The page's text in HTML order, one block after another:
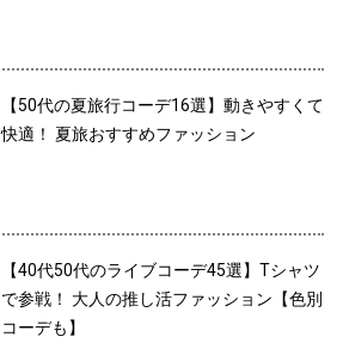
【50代の夏旅行コーデ16選】動きやすくて
快適！ 夏旅おすすめファッション
【40代50代のライブコーデ45選】Tシャツ
で参戦！ 大人の推し活ファッション【色別
コーデも】